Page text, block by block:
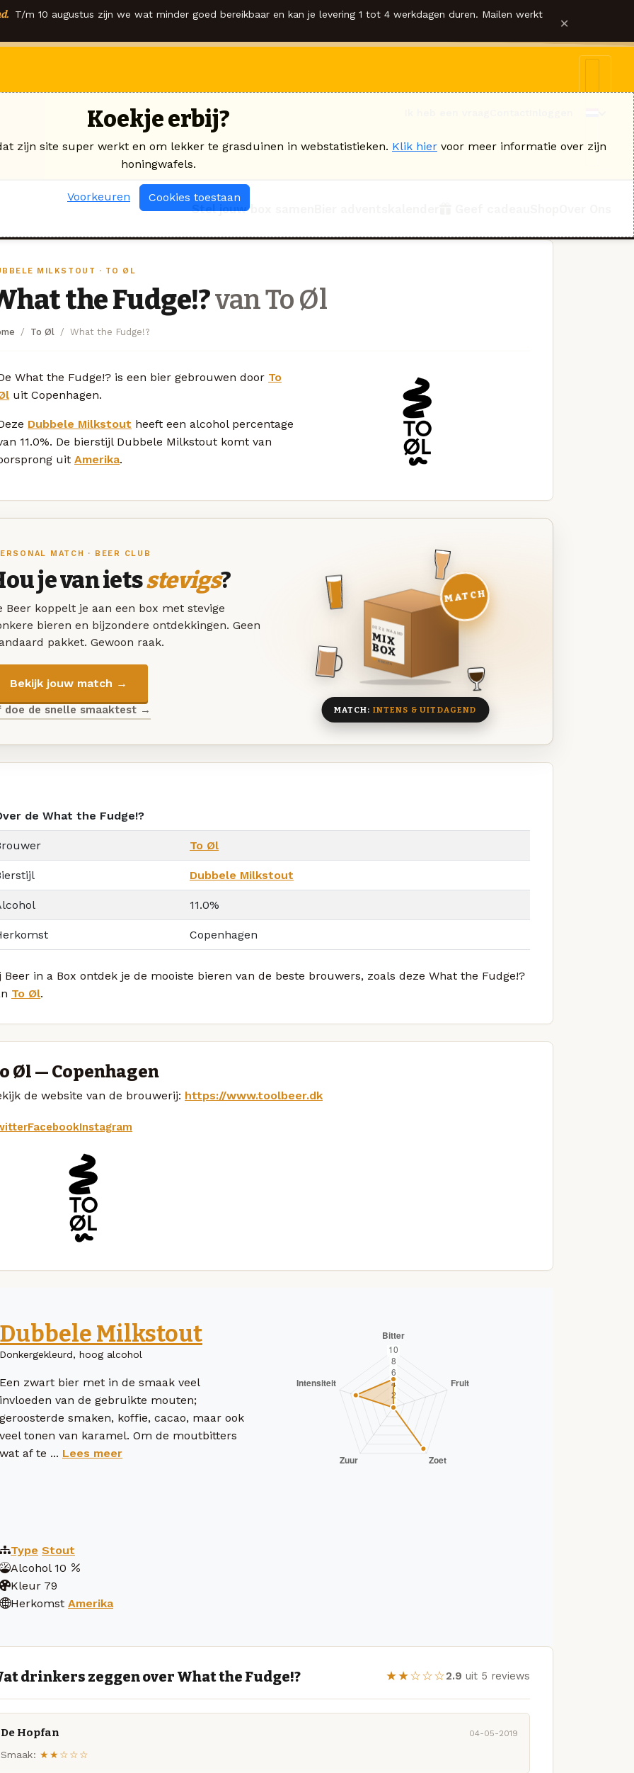
T/m 10 augustus zijn we wat minder goed bereikbaar en kan je levering 1 tot 4 werkdagen duren. Mailen werkt ×
Stel jouw box samen
MILKSTOUT · TO ØL
the Fudge!?van To Øl
To Øl What the Fudge!?
What the Fudge!? is een bier gebrouwen door To
uit Copenhagen.
Dubbele Milkstout heeft een alcohol percentage
11.0%. De bierstijl Dubbele Milkstout komt van
uit Amerika.
MATCH · BEER CLUB
je van ietsstevigs?
Beer koppelt je aan een box met stevige
bieren en bijzondere ontdekkingen. Geen
pakket. Gewoon raak.
Bekijk jouw match →
doe de snelle smaaktest →
DEZE MAAND
MIX
BOX
8 BIEREN
MATCH
MATCH: INTENS & UITDAGEND
de What the Fudge!?
To Øl
Dubbele Milkstout
11.0%
Copenhagen
Beer in a Box ontdek je de mooiste bieren van de beste brouwers, zoals deze What the Fudge!?
To Øl.
Øl — Copenhagen
de website van de brouwerij: https://www.toolbeer.dk
FacebookInstagram
Dubbele Milkstout
Donkergekleurd, hoog alcohol
Een zwart bier met in de smaak veel
invloeden van de gebruikte mouten;
geroosterde smaken, koffie, cacao, maar ook
veel tonen van karamel. Om de moutbitters
wat af te ... Lees meer
Type Stout
Alcohol 10
Kleur 79
Herkomst Amerika
drinkers zeggen over What the Fudge!? ★★☆☆☆2.9 uit 5 reviews
De Hopfan 04-05-2019
Smaak: ★★☆☆☆
Koekje erbij?
zijn site super werkt en om lekker te grasduinen in webstatistieken. Klik hier voor meer informatie over zijn
honingwafels.
Voorkeuren Cookies toestaan